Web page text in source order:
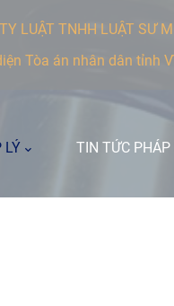
LUẬT TNHH LUẬT SƯ
Tòa án nhân dân tỉnh
LÝ TIN TỨC PHÁP